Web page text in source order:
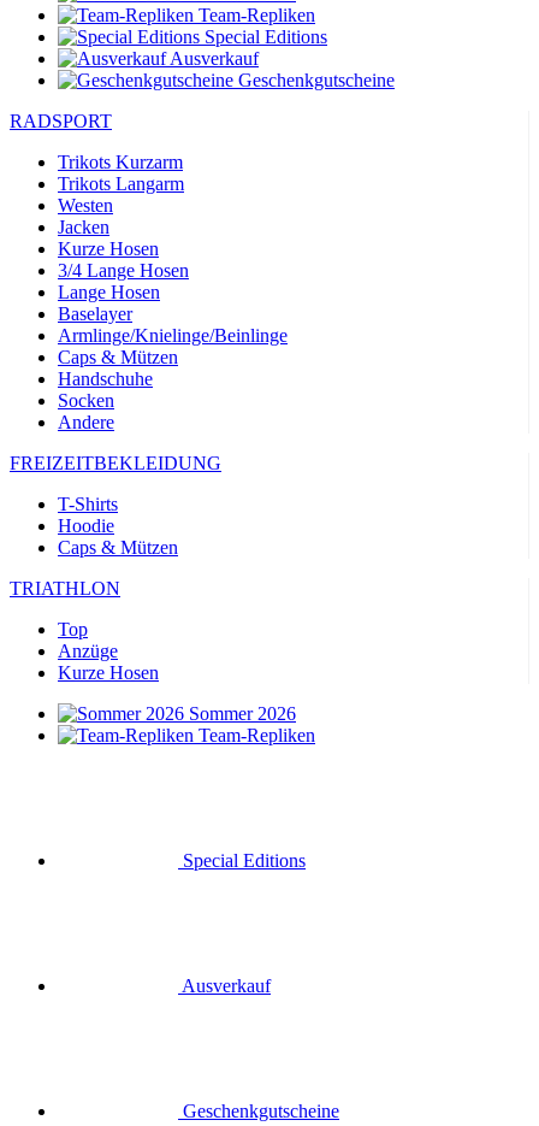
Team-Repliken
Special Editions
Ausverkauf
Geschenkgutscheine
RADSPORT
Trikots Kurzarm
Trikots Langarm
Westen
Jacken
Kurze Hosen
3/4 Lange Hosen
Lange Hosen
Baselayer
Armlinge/Knielinge/Beinlinge
Caps & Mützen
Handschuhe
Socken
Andere
FREIZEITBEKLEIDUNG
T-Shirts
Hoodie
Caps & Mützen
TRIATHLON
Top
Anzüge
Kurze Hosen
Sommer 2026
Team-Repliken
Trikots Langarm